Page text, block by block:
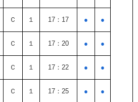
Ｃ １ 17：17 ● ●
Ｃ １ 17：20 ● ●
Ｃ １ 17：22 ● ●
Ｃ １ 17：25 ● ●